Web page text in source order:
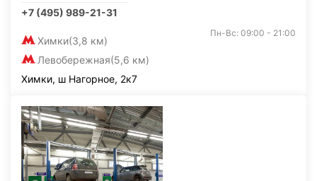
+7 (495) 989-21-31
Химки(3,8 км)
Левобережная(5,6 км)
Пн-Вс: 09:00 - 21:00
Химки, ш Нагорное, 2к7